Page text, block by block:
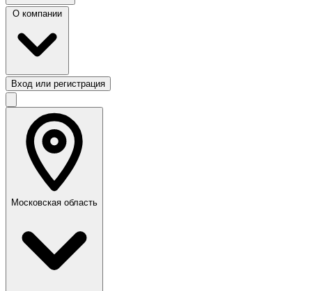
Вход или регистрация
Московская область